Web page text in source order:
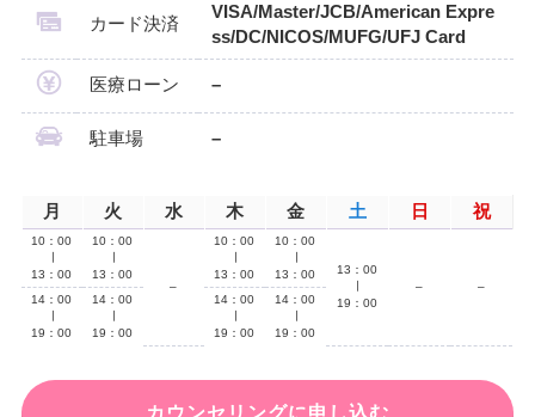
カード決済
VISA/Master/JCB/American Expre
ss/DC/NICOS/MUFG/UFJ Card
医療ローン –
駐車場 –
月 火 水 木 金 土 日 祝
10：00
13：00
10：00
13：00
–
10：00
13：00
10：00
13：00
13：00
19：00
–
–
14：00
19：00
14：00
19：00
14：00
19：00
14：00
19：00